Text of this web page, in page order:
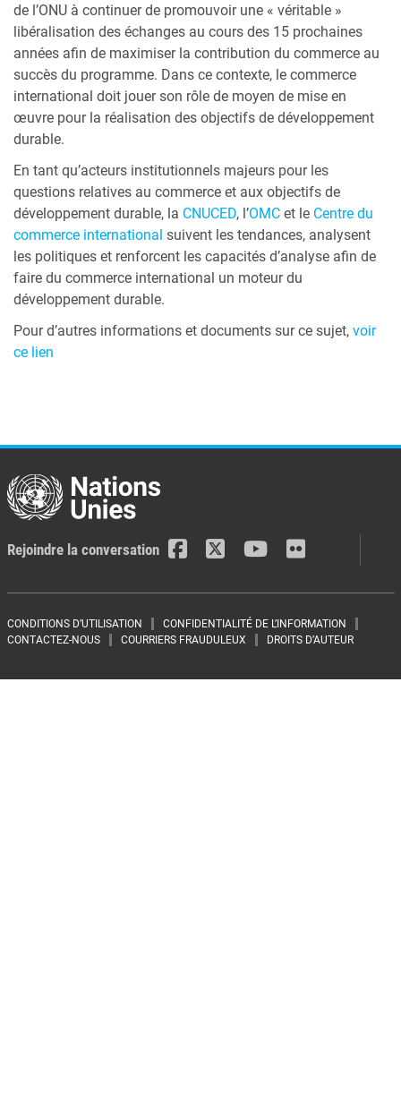
de l’ONU à continuer de promouvoir une « véritable »
libéralisation des échanges au cours des 15 prochaines
années afin de maximiser la contribution du commerce au
succès du programme. Dans ce contexte, le commerce
international doit jouer son rôle de moyen de mise en
œuvre pour la réalisation des objectifs de développement
durable.
En tant qu’acteurs institutionnels majeurs pour les
questions relatives au commerce et aux objectifs de
développement durable, la CNUCED, l’OMC et le Centre du
commerce international suivent les tendances, analysent
les politiques et renforcent les capacités d’analyse afin de
faire du commerce international un moteur du
développement durable.
Pour d’autres informations et documents sur ce sujet, voir
ce lien
Rejoindre la conversation
Footer menu
CONDITIONS D’UTILISATION
CONFIDENTIALITÉ DE L’INFORMATION
CONTACTEZ-NOUS
COURRIERS FRAUDULEUX DROITS D’AUTEUR